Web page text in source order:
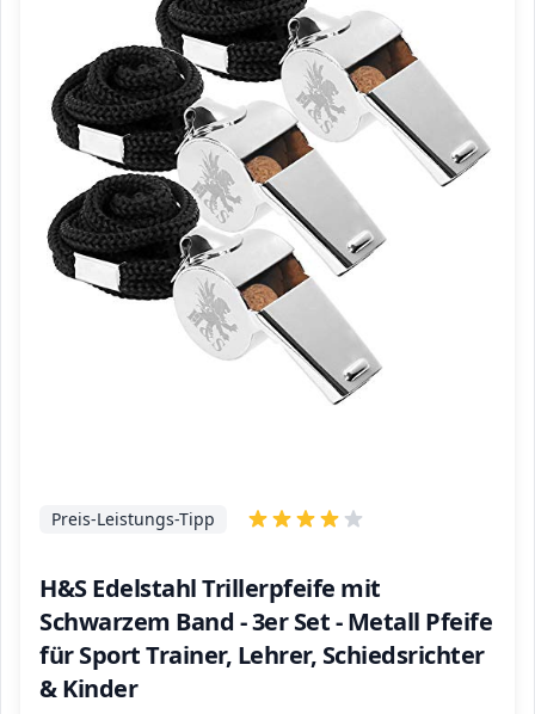
H&S Edelstahl Trillerpfeife mit
Schwarzem Band - 3er Set - Metall Pfeife
für Sport Trainer, Lehrer, Schiedsrichter
& Kinder
Preis-Leistungs-Tipp